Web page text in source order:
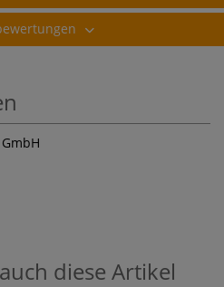
diese Artikel